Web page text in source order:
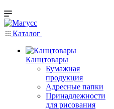
Каталог
Канцтовары
Бумажная
продукция
Адресные папки
Принадлежности
для рисования